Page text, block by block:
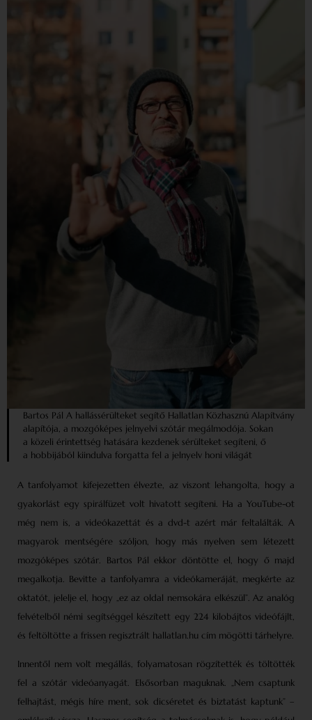
Bartos Pál A hallássérülteket segítő Hallatlan Közhasznú Alapítvány
alapítója, a mozgóképes jelnyelvi szótár megálmodója. Sokan
a közeli érintettség hatására kezdenek sérülteket segíteni, ő
a hobbijából kiindulva forgatta fel a jelnyelv honi világát
A tanfolyamot kifejezetten élvezte, az viszont lehangolta, hogy a
gyakorlást egy spirálfüzet volt hivatott segíteni. Ha a YouTube-ot
még nem is, a videókazettát és a dvd-t azért már feltalálták. A
magyarok mentségére szóljon, hogy más nyelven sem létezett
mozgóképes szótár. Bartos Pál ekkor döntötte el, hogy ő majd
megalkotja. Bevitte a tanfolyamra a videókameráját, megkérte az
oktatót, jelelje el, hogy „ez az oldal nemsokára elkészül”. Az analóg
felvételből némi segítséggel készített egy 224 kilobájtos videófájlt,
és feltöltötte a frissen regisztrált hallatlan.hu cím mögötti tárhelyre.
Innentől nem volt megállás, folyamatosan rögzítették és töltötték
fel a szótár videóanyagát. Elsősorban maguknak. „Nem csaptunk
felhajtást, mégis híre ment, sok dicséretet és biztatást kaptunk” –